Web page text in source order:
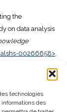
technologies
des
the
on data analysis
00266658>